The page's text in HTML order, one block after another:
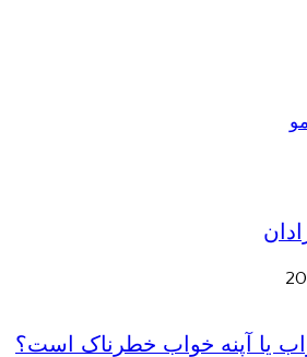
یا آپنه خواب خطرناک است؟